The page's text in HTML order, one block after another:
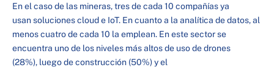
En el caso de las mineras, tres de cada 10 compañías ya
usan soluciones cloud e IoT. En cuanto a la analítica de datos, al
menos cuatro de cada 10 la emplean. En este sector se
encuentra uno de los niveles más altos de uso de drones
(28%), luego de construcción (50%) y el